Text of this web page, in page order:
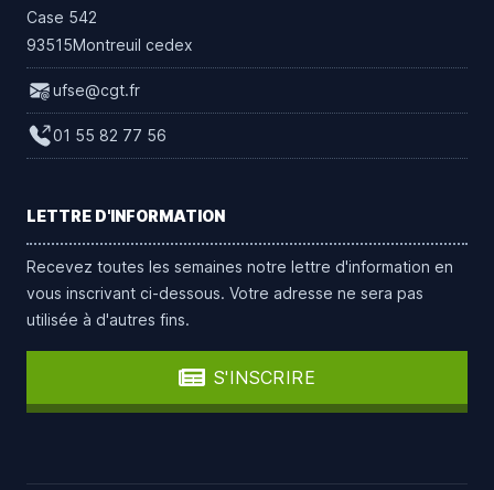
Case 542
93515Montreuil cedex
ufse@cgt.fr
01 55 82 77 56
LETTRE D'INFORMATION
Recevez toutes les semaines notre lettre d'information en
vous inscrivant ci-dessous. Votre adresse ne sera pas
utilisée à d'autres fins.
S'INSCRIRE